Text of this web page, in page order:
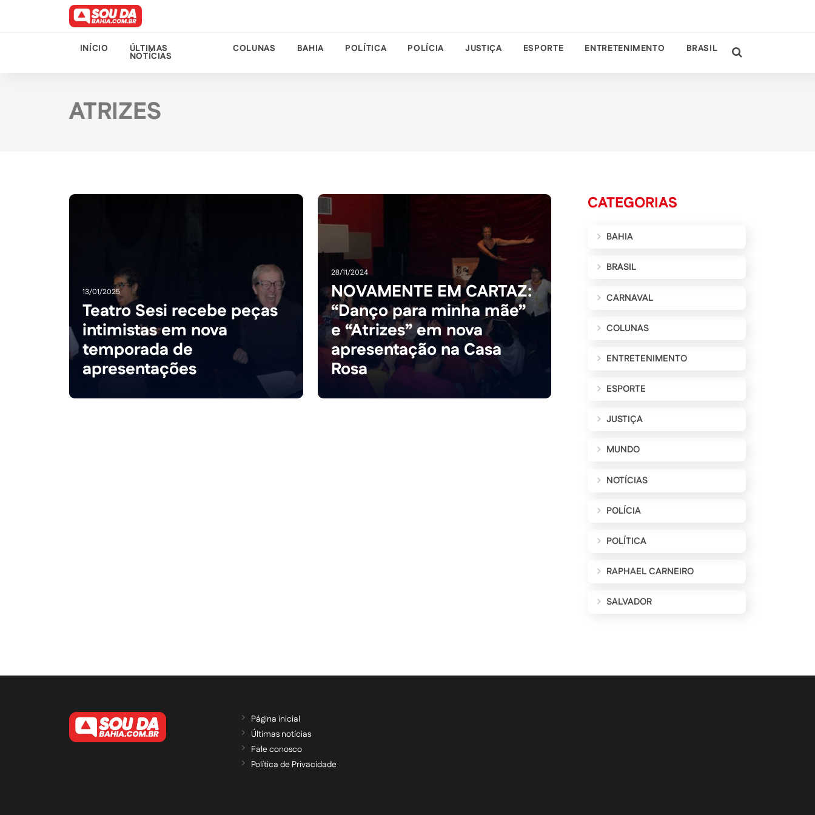
INÍCIO ÚLTIMAS
NOTÍCIAS
COLUNAS BAHIA POLÍTICA POLÍCIA JUSTIÇA ESPORTE ENTRETENIMENTO BRASIL
ATRIZES
13/01/2025
Teatro Sesi recebe peças
intimistas em nova
temporada de
apresentações
28/11/2024
NOVAMENTE EM CARTAZ:
“Danço para minha mãe”
e “Atrizes” em nova
apresentação na Casa
Rosa
CATEGORIAS
BAHIA
BRASIL
CARNAVAL
COLUNAS
ENTRETENIMENTO
ESPORTE
JUSTIÇA
MUNDO
NOTÍCIAS
POLÍCIA
POLÍTICA
RAPHAEL CARNEIRO
SALVADOR
Página inicial
Últimas notícias
Fale conosco
Política de Privacidade